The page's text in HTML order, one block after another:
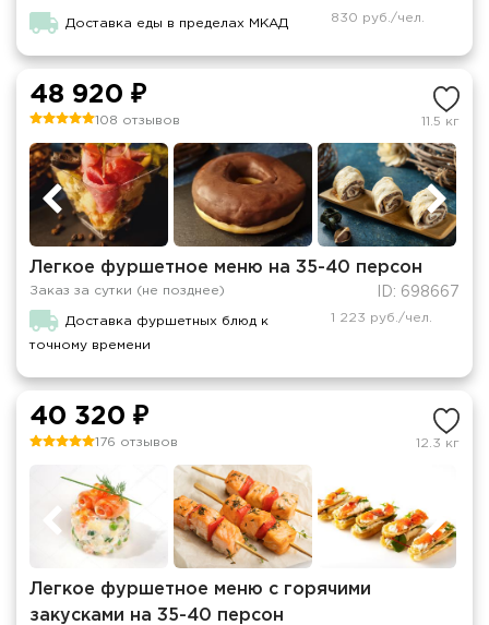
Доставка еды в пределах МКАД 830 руб./чел.
48 920 ₽
108 отзывов 11.5 кг
Легкое фуршетное меню на 35-40 персон
Заказ за сутки (не позднее) ID: 698667
Доставка фуршетных блюд к
точному времени
1 223 руб./чел.
40 320 ₽
176 отзывов 12.3 кг
Легкое фуршетное меню c горячими
закусками на 35-40 персон